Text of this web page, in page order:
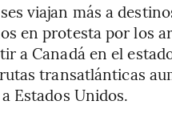
viajan más a
en protesta por los
a Canadá en el
transatlánticas
Estados Unidos.